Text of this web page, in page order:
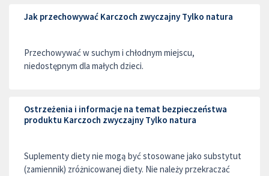
Jak przechowywać Karczoch zwyczajny Tylko natura
Przechowywać w suchym i chłodnym miejscu,
niedostępnym dla małych dzieci.
Ostrzeżenia i informacje na temat bezpieczeństwa
produktu Karczoch zwyczajny Tylko natura
Suplementy diety nie mogą być stosowane jako substytut
(zamiennik) zróżnicowanej diety. Nie należy przekraczać